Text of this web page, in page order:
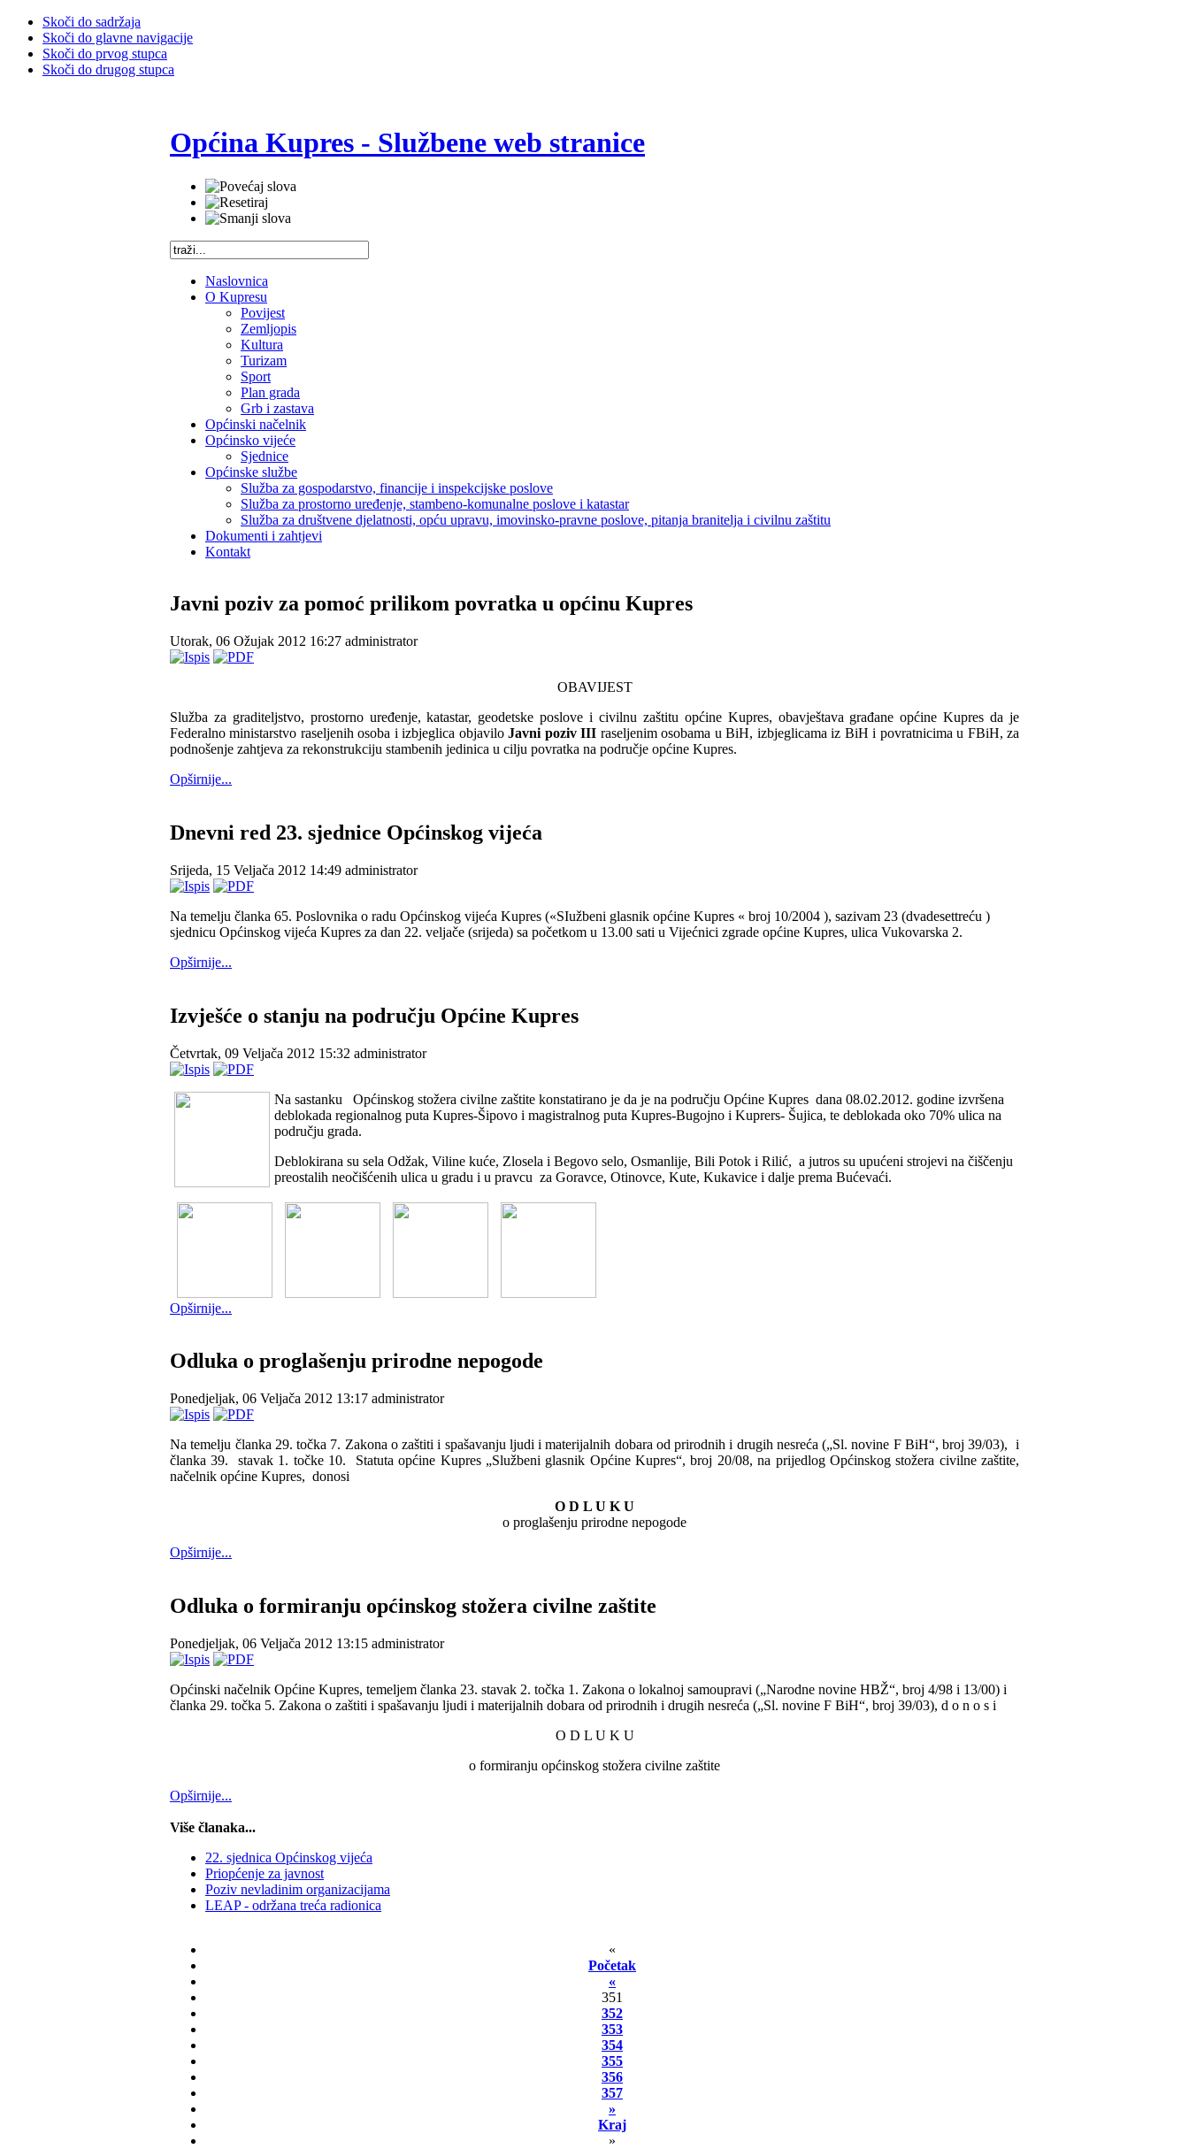
Skoči do sadržaja
Skoči do glavne navigacije
Skoči do prvog stupca
Skoči do drugog stupca
Općina Kupres - Službene web stranice
Naslovnica
O Kupresu
Povijest
Zemljopis
Kultura
Turizam
Sport
Plan grada
Grb i zastava
Općinski načelnik
Općinsko vijeće
Sjednice
Općinske službe
Služba za gospodarstvo, financije i inspekcijske poslove
Služba za prostorno uređenje, stambeno-komunalne poslove i katastar
Služba za društvene djelatnosti, opću upravu, imovinsko-pravne poslove, pitanja branitelja i civilnu zaštitu
Dokumenti i zahtjevi
Kontakt
Javni poziv za pomoć prilikom povratka u općinu Kupres
Utorak, 06 Ožujak 2012 16:27 administrator
OBAVIJEST
Služba za graditeljstvo, prostorno uređenje, katastar, geodetske poslove i civilnu zaštitu općine Kupres, obavještava građane općine Kupres da je
Federalno ministarstvo raseljenih osoba i izbjeglica objaviloJavni poziv III raseljenim osobama u BiH, izbjeglicama iz BiH i povratnicima u FBiH, za
podnošenje zahtjeva za rekonstrukciju stambenih jedinica u cilju povratka na područje općine Kupres.
Opširnije...
Dnevni red 23. sjednice Općinskog vijeća
Srijeda, 15 Veljača 2012 14:49 administrator
Na temelju članka 65. Poslovnika o radu Općinskog vijeća Kupres («SIužbeni glasnik općine Kupres « broj 10/2004 ), sazivam 23 (dvadesettreću )
sjednicu Općinskog vijeća Kupres za dan 22. veljače (srijeda) sa početkom u 13.00 sati u Vijećnici zgrade općine Kupres, ulica Vukovarska 2.
Opširnije...
Izvješće o stanju na području Općine Kupres
Četvrtak, 09 Veljača 2012 15:32 administrator
Na sastanku Općinskog stožera civilne zaštite konstatirano je da je na području Općine Kupres dana 08.02.2012. godine izvršena
deblokada regionalnog puta Kupres-Šipovo i magistralnog puta Kupres-Bugojno i Kuprers- Šujica, te deblokada oko 70% ulica na
području grada.
Deblokirana su sela Odžak, Viline kuće, Zlosela i Begovo selo, Osmanlije, Bili Potok i Rilić, a jutros su upućeni strojevi na čiščenju
preostalih neočišćenih ulica u gradu i u pravcu za Goravce, Otinovce, Kute, Kukavice i dalje prema Bućevaći.
Opširnije...
Odluka o proglašenju prirodne nepogode
Ponedjeljak, 06 Veljača 2012 13:17 administrator
Na temelju članka 29. točka 7. Zakona o zaštiti i spašavanju ljudi i materijalnih dobara od prirodnih i drugih nesreća („Sl. novine F BiH“, broj 39/03), i
članka 39. stavak 1. točke 10. Statuta općine Kupres „Službeni glasnik Općine Kupres“, broj 20/08, na prijedlog Općinskog stožera civilne zaštite,
načelnik općine Kupres, donosi
O D L U K U
o proglašenju prirodne nepogode
Opširnije...
Odluka o formiranju općinskog stožera civilne zaštite
Ponedjeljak, 06 Veljača 2012 13:15 administrator
Općinski načelnik Općine Kupres, temeljem članka 23. stavak 2. točka 1. Zakona o lokalnoj samoupravi („Narodne novine HBŽ“, broj 4/98 i 13/00) i
članka 29. točka 5. Zakona o zaštiti i spašavanju ljudi i materijalnih dobara od prirodnih i drugih nesreća („Sl. novine F BiH“, broj 39/03), d o n o s i
O D L U K U
o formiranju općinskog stožera civilne zaštite
Opširnije...
Više članaka...
22. sjednica Općinskog vijeća
Priopćenje za javnost
Poziv nevladinim organizacijama
LEAP - održana treća radionica
«
Početak
«
351
352
353
354
355
356
357
»
Kraj
»